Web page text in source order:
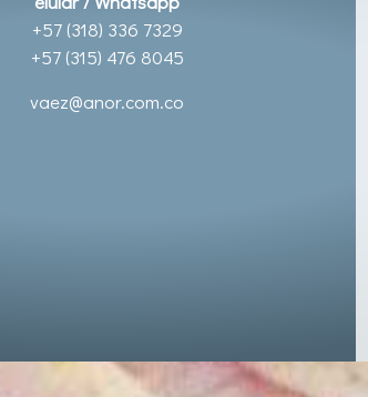
+57 (318) 336 7329
+57 (315) 476 8045
vaez@anor.com.co